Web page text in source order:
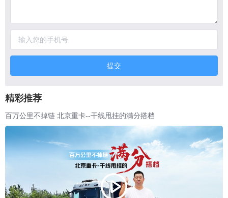
提交
精彩推荐
百万公里不掉链 北京重卡--干线甩挂的满分搭档